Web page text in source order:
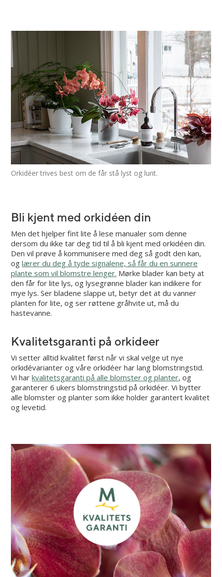
Orkidéer trives best om de får stå lyst og lunt.
Bli kjent med orkidéen din
Men det hjelper fint lite å lese manualer som denne
dersom du ikke tar deg tid til å bli kjent med orkidéen din.
Den vil prøve å kommunisere med deg så godt den kan,
og lærer du deg å tyde signalene, så får du en sunnere
plante som vil blomstre lenger. Mørke blader kan bety at
den får for lite lys, og lysegrønne blader kan indikere for
mye lys. Ser bladene slappe ut, betyr det at du vanner
planten for lite, og ser røttene gråhvite ut, må du
hastevanne.
Kvalitetsgaranti på orkideer
Vi setter alltid kvalitet først når vi skal velge ut nye
orkidévarianter og våre orkidéer har lang blomstringstid.
Vi har kvalitetsgaranti på alle blomster og planter, og
garanterer 6 ukers blomstringstid på orkidéer. Vi bytter
alle blomster og planter som ikke holder garantert kvalitet
og levetid.